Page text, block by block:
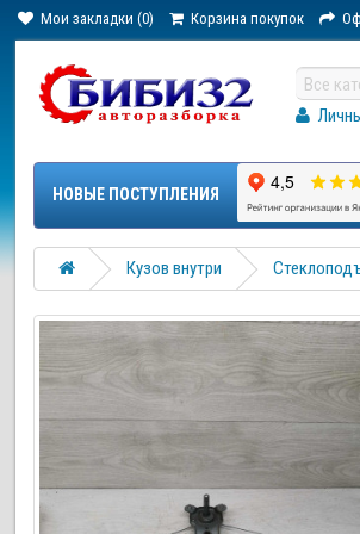
Мои закладки (0) Корзина покупок
Все
НОВЫЕ ПОСТУПЛЕНИЯ
Кузов внутри